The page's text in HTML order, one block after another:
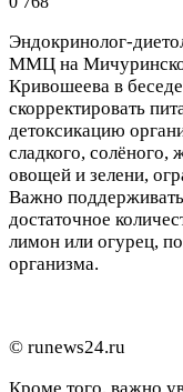
Эндокринолог-
ММЦ на
Кривошеева в
скорректировать
детоксикацию
сладкого, солёного,
овощей и зелени,
Важно
достаточное
лимон или огурец,
организма.
© runews24.ru